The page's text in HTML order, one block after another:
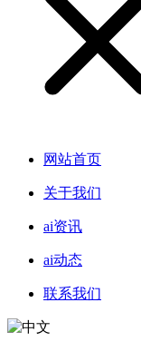
网站首页
关于我们
ai资讯
ai动态
联系我们